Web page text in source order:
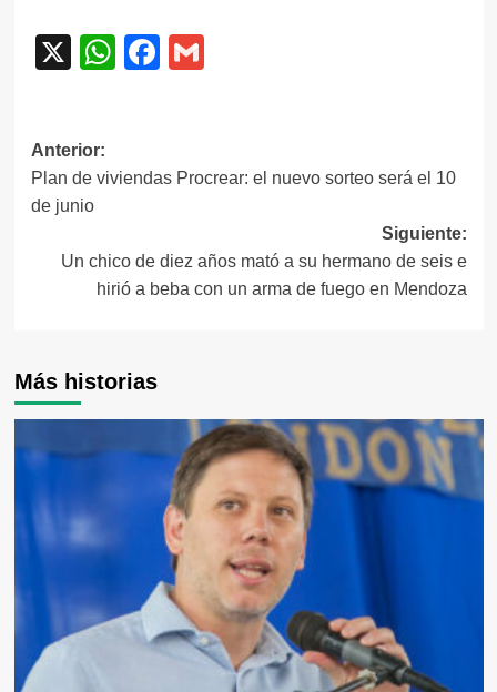
X WhatsApp
Facebook
Gmail
Navegación
de
entradas
Anterior:
Plan de viviendas Procrear: el nuevo sorteo será el 10
de junio
Siguiente:
Un chico de diez años mató a su hermano de seis e
hirió a beba con un arma de fuego en Mendoza
Más historias